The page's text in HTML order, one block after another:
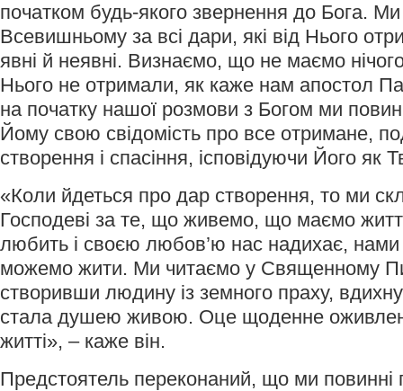
початком будь-якого звернення до Бога.
Всевишньому за всі дари, які від Нього
явні й неявні. Визнаємо, що не маємо
Нього не отримали, як каже нам апостол
на початку нашої розмови з Богом ми
Йому свою свідомість про все отримане,
створення і спасіння, ісповідуючи Його як
«Коли йдеться про дар створення, то ми
Господеві за те, що живемо, що маємо
любить і своєю любов’ю нас надихає, нами
можемо жити. Ми читаємо у Священному
створивши людину із земного праху,
стала душею живою. Оце щоденне
житті», – каже він.
Предстоятель переконаний, що ми повинні